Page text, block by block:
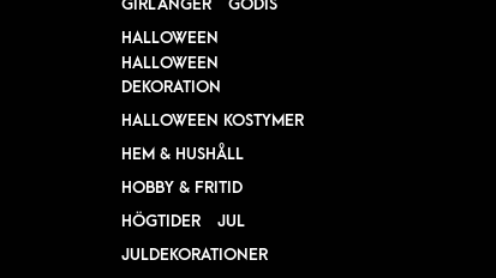
GIRLANGER
GODIS
HALLOWEEN
HALLOWEEN
DEKORATION
HALLOWEEN KOSTYMER
HEM & HUSHÅLL
HOBBY & FRITID
HÖGTIDER
JUL
JULDEKORATIONER